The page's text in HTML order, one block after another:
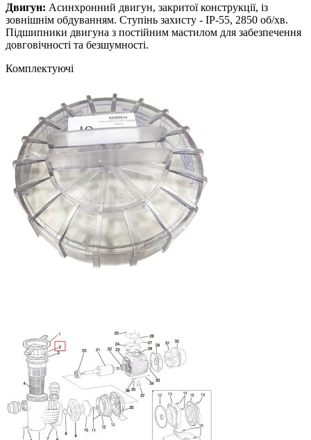
Двигун: Асинхронний двигун, закритої конструкції, із
зовнішнім обдуванням. Ступінь захисту - IP-55, 2850 об/хв.
Підшипники двигуна з постійним мастилом для забезпечення
довговічності та безшумності.
Комплектуючі